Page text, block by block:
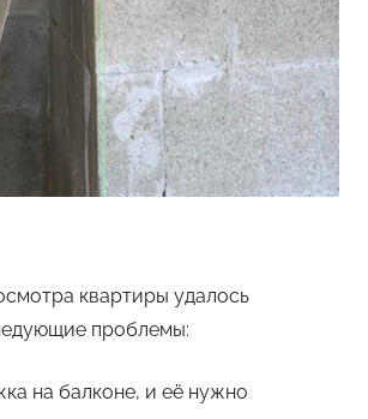
квартиры удалось
проблемы:
на балконе, и её нужно